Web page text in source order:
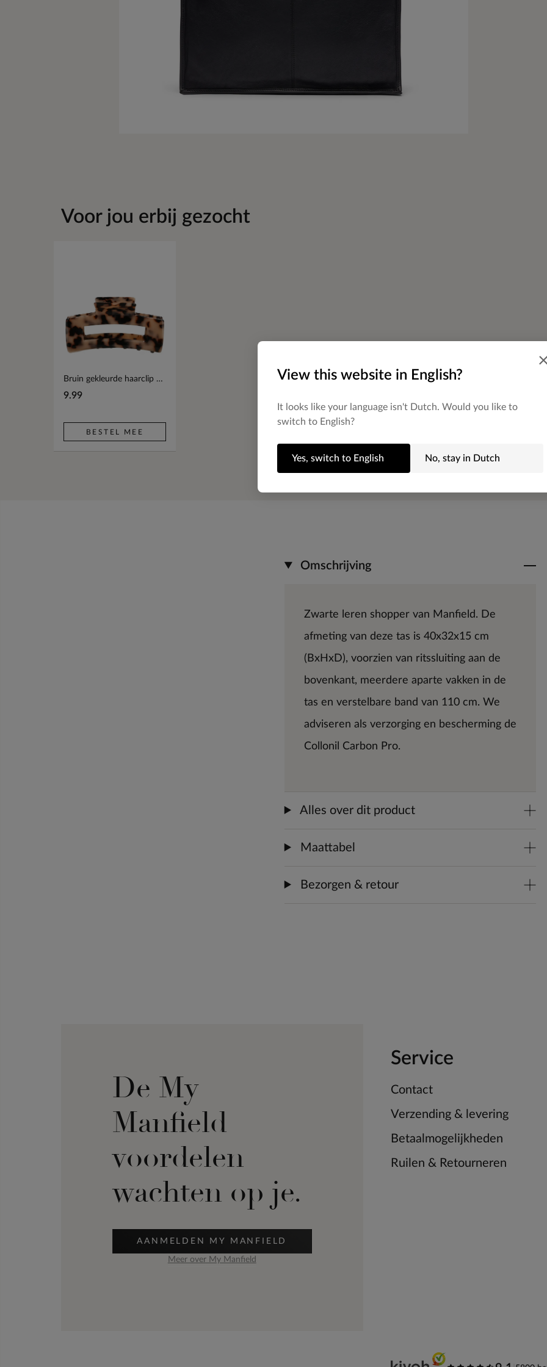
Voor jou erbij gezocht
Bruin gekleurde haarclip met print
9.99
BESTEL MEE
Omschrijving
Zwarte leren shopper van Manfield. De
afmeting van deze tas is 40x32x15 cm
(BxHxD), voorzien van ritssluiting aan de
bovenkant, meerdere aparte vakken in de
tas en verstelbare band van 110 cm. We
adviseren als verzorging en bescherming de
Collonil Carbon Pro.
Alles over dit product
Maattabel
Bezorgen & retour
De My
Manfield
voordelen
wachten op je.
AANMELDEN MY MANFIELD
Meer over My Manfield
Service
Contact
Verzending & levering
Betaalmogelijkheden
Ruilen & Retourneren
View this website in English?
It looks like your language isn't Dutch. Would you like to
switch to English?
Yes, switch to English No, stay in Dutch